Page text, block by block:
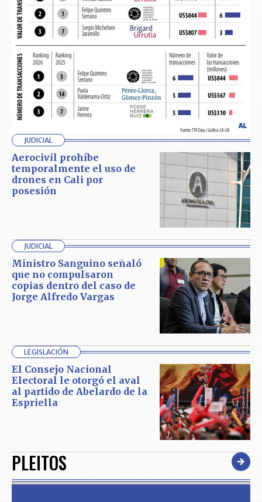
JUDICIAL
Aerocivil prohíbe
temporalmente el uso de
drones en Cali por
posesión
JUDICIAL
Ministro Sanguino señaló
que no compulsaron
copias dentro del caso de
Jorge Alfredo Vargas
LEGISLACIÓN
El Consejo Nacional
Electoral le otorgó el aval
al partido de Abelardo de la
Espriella
PLEITOS